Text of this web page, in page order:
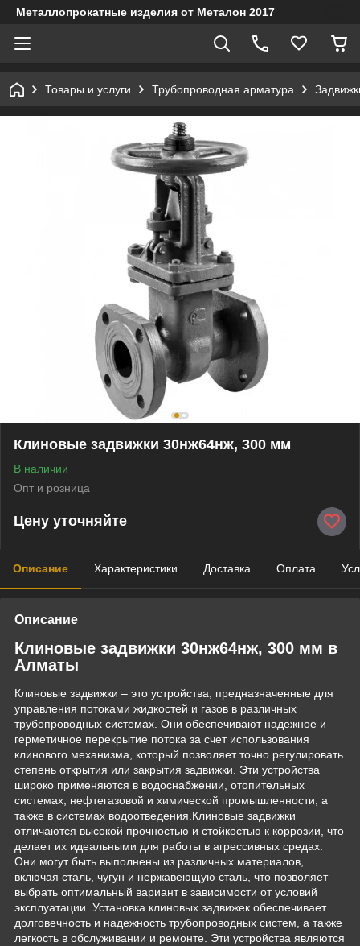
Металлопрокатные изделия от Металон 2017
Товары и услуги Трубопроводная арматура
Клиновые задвижки 30нж64нж, 300 мм
В наличии
Опт и розница
Цену уточняйте
Описание Характеристики Доставка Оплата
Описание
Клиновые задвижки 30нж64нж, 300 мм в
Алматы
Клиновые задвижки – это устройства, предназначенные для
управления потоками жидкостей и газов в различных
трубопроводных системах. Они обеспечивают надежное и
герметичное перекрытие потока за счет использования
клинового механизма, который позволяет точно регулировать
степень открытия или закрытия задвижки. Эти устройства
широко применяются в водоснабжении, отопительных
системах, нефтегазовой и химической промышленности, а
также в системах водоотведения.Клиновые задвижки
отличаются высокой прочностью и стойкостью к коррозии, что
делает их идеальными для работы в агрессивных средах.
Они могут быть выполнены из различных материалов,
включая сталь, чугун и нержавеющую сталь, что позволяет
выбрать оптимальный вариант в зависимости от условий
эксплуатации. Установка клиновых задвижек обеспечивает
долговечность и надежность трубопроводных систем, а также
легкость в обслуживании и ремонте. Эти устройства являются